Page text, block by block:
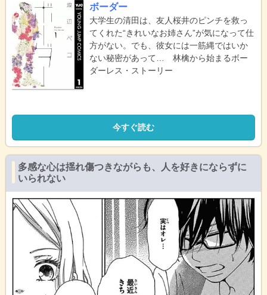
ボーダー
大学生の清田は、友人桜井のピンチを救っ
てくれた“きれいなお姉さん”が気になって仕
方がない。でも、彼女には一筋縄ではいか
ない秘密があって… 林檎から始まるボー
ダーレス・ストーリー
今すぐ読む
多感な心は揺れ傷つきながらも、人を好きにならずに
いられない